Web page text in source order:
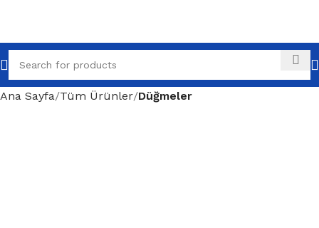
Ana Sayfa Tüm Ürünler Düğmeler